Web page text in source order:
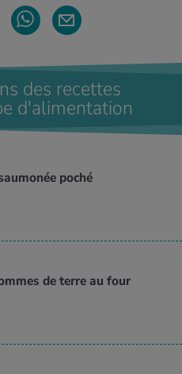
des recettes
d'alimentation
poché
de terre au four